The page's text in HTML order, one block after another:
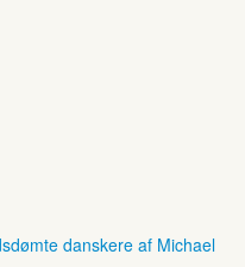
danskere af Michael